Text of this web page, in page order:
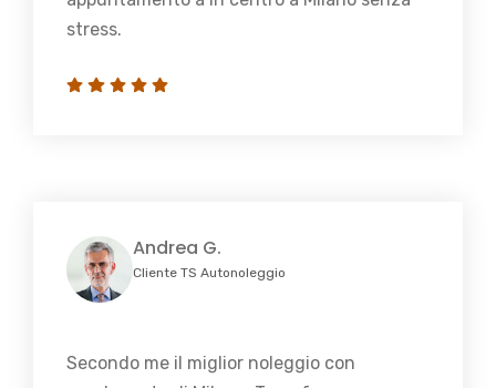
stress.
Andrea G.
Cliente TS Autonoleggio
Secondo me il miglior noleggio con